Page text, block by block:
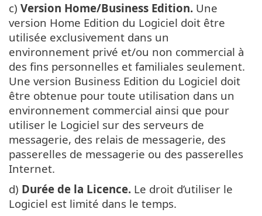
c) Version Home/Business Edition. Une
version Home Edition du Logiciel doit être
utilisée exclusivement dans un
environnement privé et/ou non commercial à
des fins personnelles et familiales seulement.
Une version Business Edition du Logiciel doit
être obtenue pour toute utilisation dans un
environnement commercial ainsi que pour
utiliser le Logiciel sur des serveurs de
messagerie, des relais de messagerie, des
passerelles de messagerie ou des passerelles
Internet.
d) Durée de la Licence. Le droit d’utiliser le
Logiciel est limité dans le temps.